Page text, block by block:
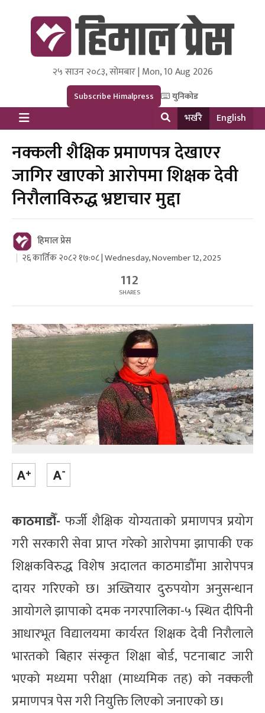
Himal Press
Dot NewsyNepal Media and Research Pvt Ltd.
२५ साउन २०८३, सोमबार | Mon, 10 Aug 2026
Subscribe Himalpress युनिकोड
भर्खरै English
नक्कली शैक्षिक प्रमाणपत्र देखाएर
जागिर खाएको आरोपमा शिक्षक देवी
निरौलाविरुद्ध भ्रष्टाचार मुद्दा
हिमाल प्रेस
२६ कार्तिक २०८२ १७:०८ | Wednesday, November 12, 2025
112
SHARES
काठमाडौँ- फर्जी शैक्षिक योग्यताको प्रमाणपत्र प्रयोग
गरी सरकारी सेवा प्राप्त गरेको आरोपमा झापाकी एक
शिक्षकविरुद्ध विशेष अदालत काठमाडौँमा आरोपपत्र
दायर गरिएको छ। अख्तियार दुरुपयोग अनुसन्धान
आयोगले झापाको दमक नगरपालिका-५ स्थित दीपिनी
आधारभूत विद्यालयमा कार्यरत शिक्षक देवी निरौलाले
भारतको बिहार संस्कृत शिक्षा बोर्ड, पटनाबाट जारी
भएको मध्यमा परीक्षा (माध्यमिक तह) को नक्कली
प्रमाणपत्र पेस गरी नियुक्ति लिएको जनाएको छ।